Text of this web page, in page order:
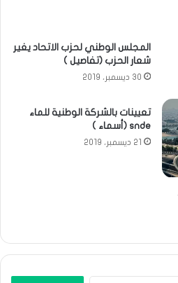
المجلس الوطني لحزب الاتحاد يغير
شعار الحزب (تفاصيل )
30 ديسمبر، 2019
تعيينات بالشركة الوطنية للماء
snde (أسماء )
21 ديسمبر، 2019